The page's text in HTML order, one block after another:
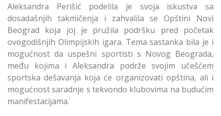
Aleksandra Perišić podelila je svoja iskustva sa
dosadašnjih takmičenja i zahvalila se Opštini Novi
Beograd koja joj je pružila podršku pred početak
ovogodišnjih Olimpijskih igara. Tema sastanka bila je i
mogućnost da uspešni sportisti s Novog Beograda,
među kojima i Aleksandra podrže svojim učešćem
sportska dešavanja koja će organizovati opština, ali i
mogućnost saradnje s tekvondo klubovima na budućim
manifestacijama.